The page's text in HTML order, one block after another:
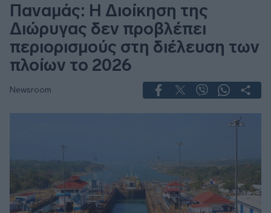
Παναμάς: Η Διοίκηση της
Διώρυγας δεν προβλέπει
περιορισμούς στη διέλευση των
πλοίων το 2026
Newsroom